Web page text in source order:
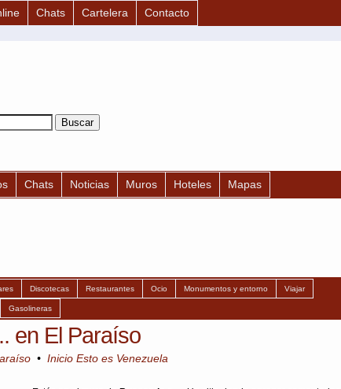
Chats Cartelera Contacto
Chats Noticias Muros Hoteles Mapas
Discotecas Restaurantes Ocio Monumentos y entorno Viajar
Gasolineras
en El Paraíso
• Inicio Esto es Venezuela